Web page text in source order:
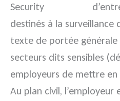
destinés à la surveillance
texte de portée générale
secteurs dits sensibles
employeurs de mettre en
Au plan civil,